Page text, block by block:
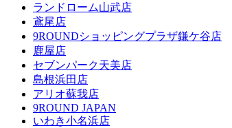
ランドローム山武店
鳶尾店
9ROUNDショッピングプラザ鎌ケ谷店
鹿屋店
セブンパーク天美店
島根浜田店
アリオ蘇我店
9ROUND JAPAN
いわき小名浜店